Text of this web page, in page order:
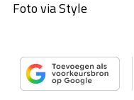
Foto via Style